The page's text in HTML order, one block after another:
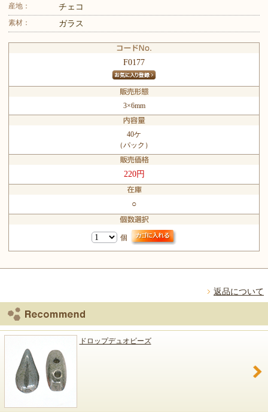
産地： チェコ
素材： ガラス
F0177
3×6mm
40ケ
（パック）
220円
○
個
返品について
ドロップデュオビーズ